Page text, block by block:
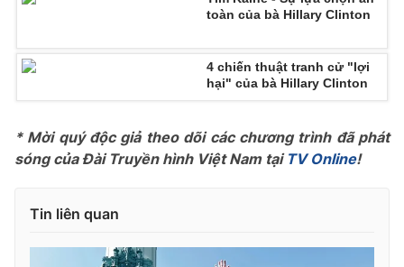
Ðiện thoại Thời báo VTV:
024.66 897 897
Liên hệ quảng cáo:
024-7300.7108
toàn của bà Hillary Clinton
4 chiến thuật tranh cử "lợi
hại" của bà Hillary Clinton
* Mời quý độc giả theo dõi các chương trình đã phát
sóng của Đài Truyền hình Việt Nam tại TV Online!
Tin liên quan